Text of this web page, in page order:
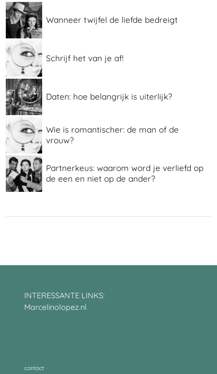
Wanneer twijfel de liefde bedreigt
Schrijf het van je af!
Daten: hoe belangrijk is uiterlijk?
Wie is romantischer: de man of de
vrouw?
Partnerkeus: waarom word je verliefd op
de een en niet op de ander?
INTERESSANTE LINKS:
Marcelinolopez.nl
contact